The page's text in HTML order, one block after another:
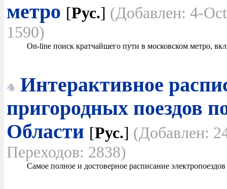
метро [Рус.] (Добавлен: 4-
1590)
On-line поиск кратчайшего пути в московском метро,
Интерактивное
пригородных поездов
Области [Рус.] (Добавлен:
Переходов: 2838)
Самое полное и достоверное расписание